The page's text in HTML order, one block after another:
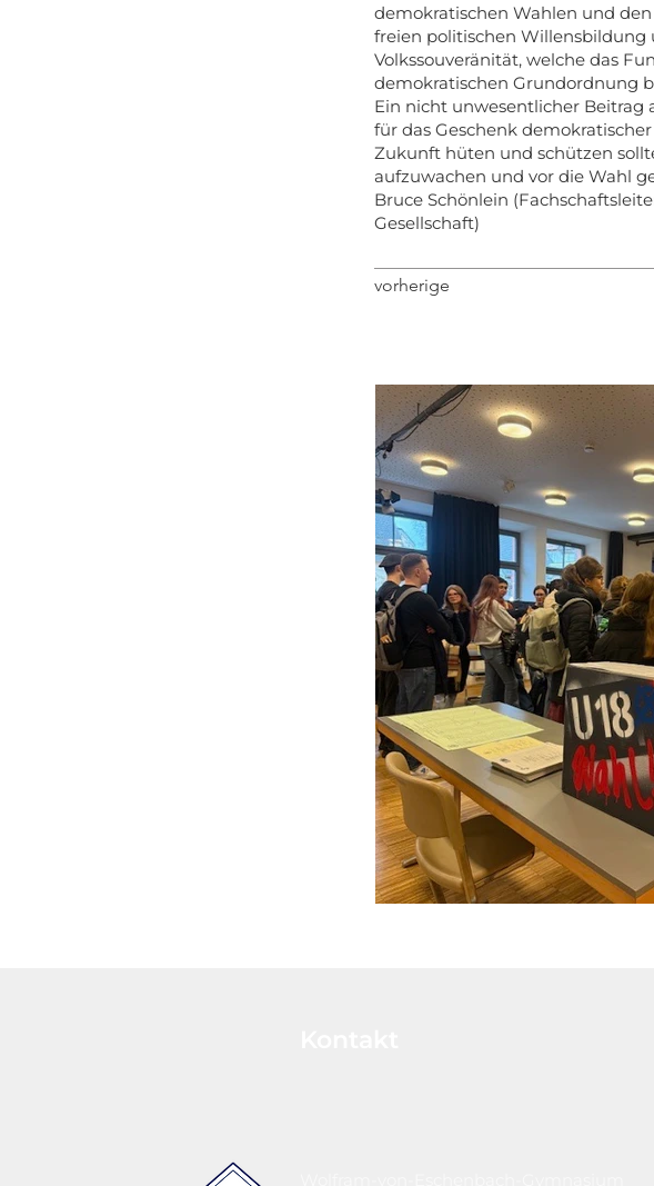
demokratischen Wahlen und
freien politischen
Volkssouveränität, welche das
demokratischen Grundordnung
Ein nicht unwesentlicher Beitrag
für das Geschenk
Zukunft hüten und schützen
aufzuwachen und vor die Wahl
Bruce Schönlein
Gesellschaft)
vorherige